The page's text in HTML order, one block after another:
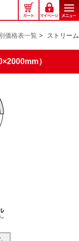
価格表一覧 > ストリーム
）